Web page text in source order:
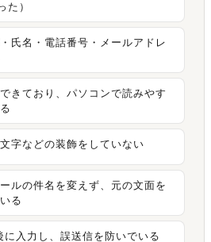
）
氏名・電話番号・メールアドレ
きており、パソコンで読みやす
字などの装飾をしていない
ルの件名を変えず、元の文面を
る
入力し、誤送信を防いでいる